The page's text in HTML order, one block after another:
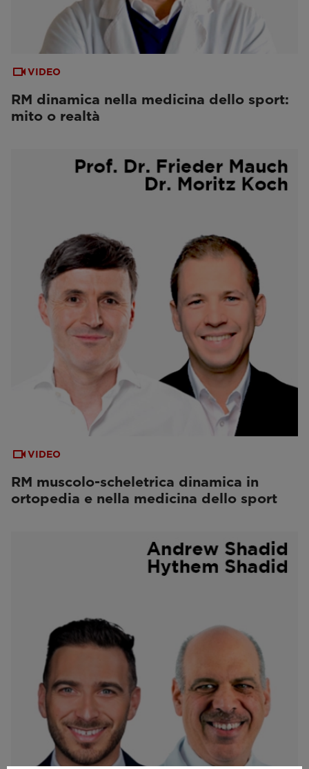
VIDEO
RM dinamica nella medicina dello sport:
mito o realtà
VIDEO
RM muscolo-scheletrica dinamica in
ortopedia e nella medicina dello sport